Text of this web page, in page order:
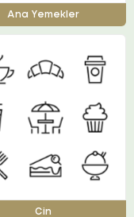
Ana Yemekler
Cin